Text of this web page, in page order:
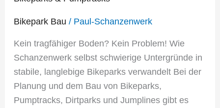
Bikepark Bau / Paul-Schanzenwerk
Kein tragfähiger Boden? Kein Problem! Wie
Schanzenwerk selbst schwierige Untergründe in
stabile, langlebige Bikeparks verwandelt Bei der
Planung und dem Bau von Bikeparks,
Pumptracks, Dirtparks und Jumplines gibt es
Bikeparks
&
Pumptracks